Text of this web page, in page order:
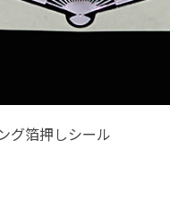
グ箔押しシール